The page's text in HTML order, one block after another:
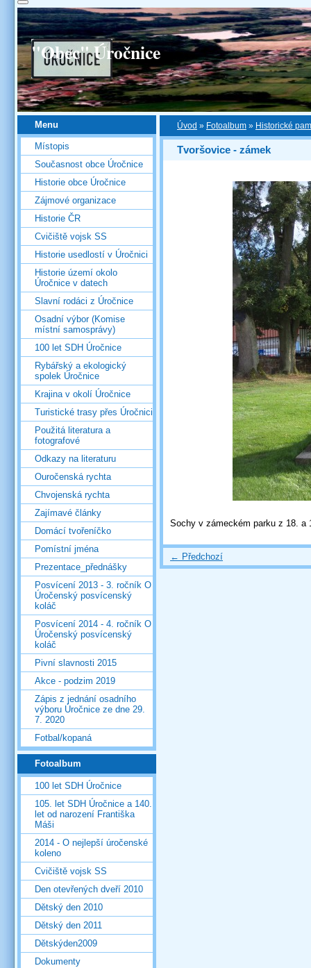
"Obec" Úročnice
Úvod » Fotoalbum » Historické
Tvoršovice - zámek
Sochy v zámeckém parku z 18. a
← Předchozí
Menu
Místopis
Současnost obce Úročnice
Historie obce Úročnice
Zájmové organizace
Historie ČR
Cvičiště vojsk SS
Historie usedlostí v Úročnici
Historie území okolo
Úročnice v datech
Slavní rodáci z Úročnice
Osadní výbor (Komise
místní samosprávy)
100 let SDH Úročnice
Rybářský a ekologický
spolek Úročnice
Krajina v okolí Úročnice
Turistické trasy přes Úročnici
Použitá literatura a
fotografové
Odkazy na literaturu
Ouročenská rychta
Chvojenská rychta
Zajímavé články
Domácí tvořeníčko
Pomístní jména
Prezentace_přednášky
Posvícení 2013 - 3. ročník O
Úročenský posvícenský
koláč
Posvícení 2014 - 4. ročník O
Úročenský posvícenský
koláč
Pivní slavnosti 2015
Akce - podzim 2019
Zápis z jednání osadního
výboru Úročnice ze dne 29.
7. 2020
Fotbal/kopaná
Fotoalbum
100 let SDH Úročnice
105. let SDH Úročnice a 140.
let od narození Františka
Máši
2014 - O nejlepší úročenské
koleno
Cvičiště vojsk SS
Den otevřených dveří 2010
Dětský den 2010
Dětský den 2011
Dětskýden2009
Dokumenty